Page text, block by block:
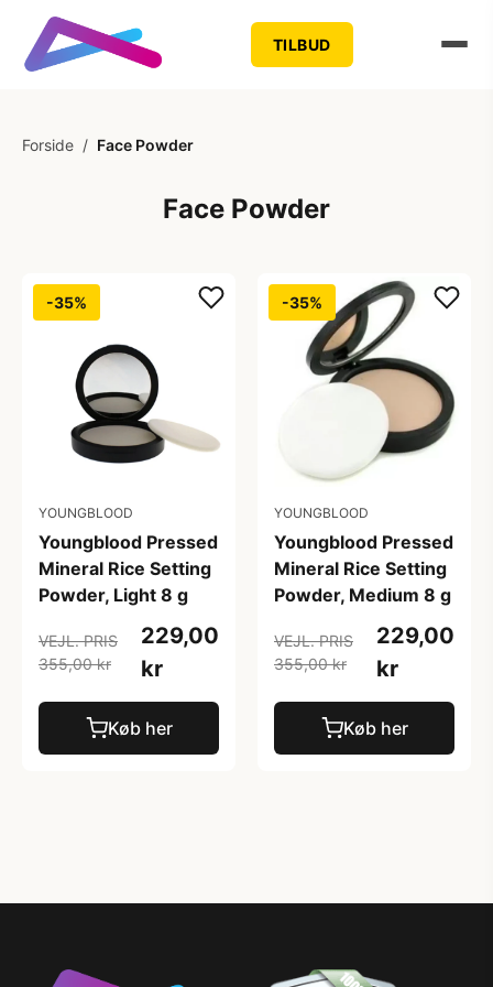
TILBUD
Forside / Face Powder
Face Powder
-35%
YOUNGBLOOD
Youngblood Pressed
Mineral Rice Setting
Powder, Light 8 g
VEJL. PRIS
355,00 kr
229,00
kr
Køb her
-35%
YOUNGBLOOD
Youngblood Pressed
Mineral Rice Setting
Powder, Medium 8 g
VEJL. PRIS
355,00 kr
229,00
kr
Køb her